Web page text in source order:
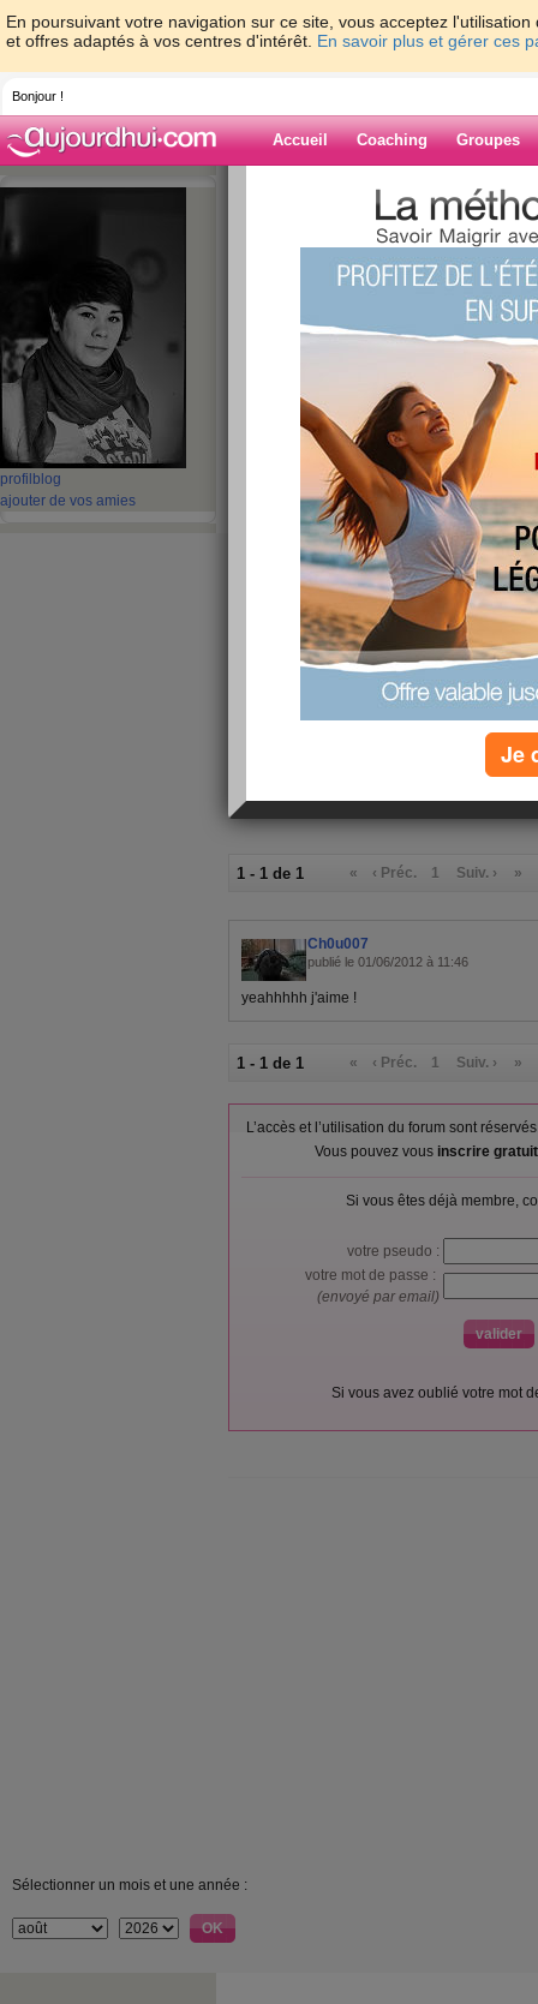
En poursuivant votre navigation sur ce site, vous acceptez
et offres adaptés à vos centres d'intérêt. En savoir plus et gérer ces
Bonjour !
Accueil Coaching Groupes
profil blog
ajouter de vos amies
> Dame-Polgara >
Blog de Dame-
Pensée du matin
Il n'y a rien
que de se
la faim au
courbatures!
que ma
été
d'aujourd'hui
1 - 1 de 1 « ‹ Préc. 1 Suiv. › »
Ch0u007
publié le 01/06/2012 à 11:46
yeahhhhh j'aime !
1 - 1 de 1 « ‹ Préc. 1 Suiv. › »
L’accès et l’utilisation du forum sont
Vous pouvez vous inscrire
Si vous êtes déjà membre,
votre pseudo :
votre mot de passe :
(envoyé par email)
Si vous avez oublié votre mot
Sélectionner un mois et une année :
Je